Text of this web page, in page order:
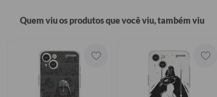
Quem viu os produtos que você viu, também viu